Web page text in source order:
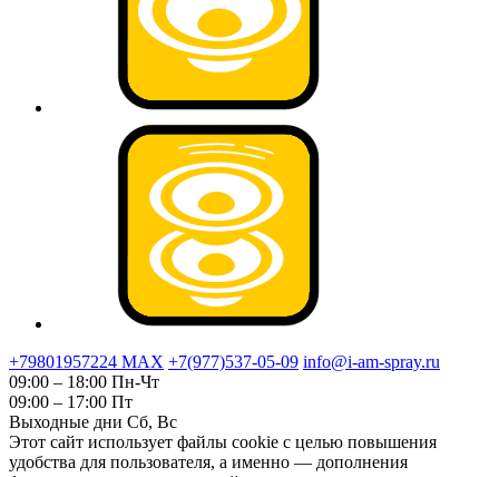
+79801957224 МАХ +7(977)537-05-09 info@i-am-spray.ru
09:00 – 18:00 Пн-Чт
09:00 – 17:00 Пт
Выходные дни Сб, Вс
Этот сайт использует файлы cookie с целью повышения
удобства для пользователя, а именно — дополнения